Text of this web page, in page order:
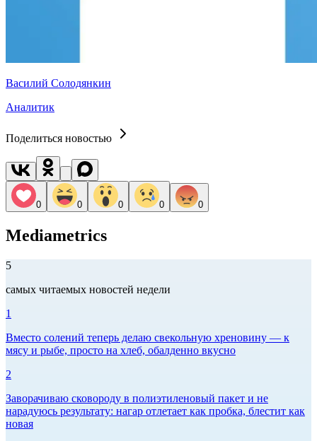
Василий Солодянкин
Аналитик
Поделиться новостью
0 0 0 0 0
Mediametrics
5
самых читаемых новостей недели
1
Вместо солений теперь делаю свекольную хреновину — к
мясу и рыбе, просто на хлеб, обалденно вкусно
2
Заворачиваю сковороду в полиэтиленовый пакет и не
нарадуюсь результату: нагар отлетает как пробка, блестит как
новая